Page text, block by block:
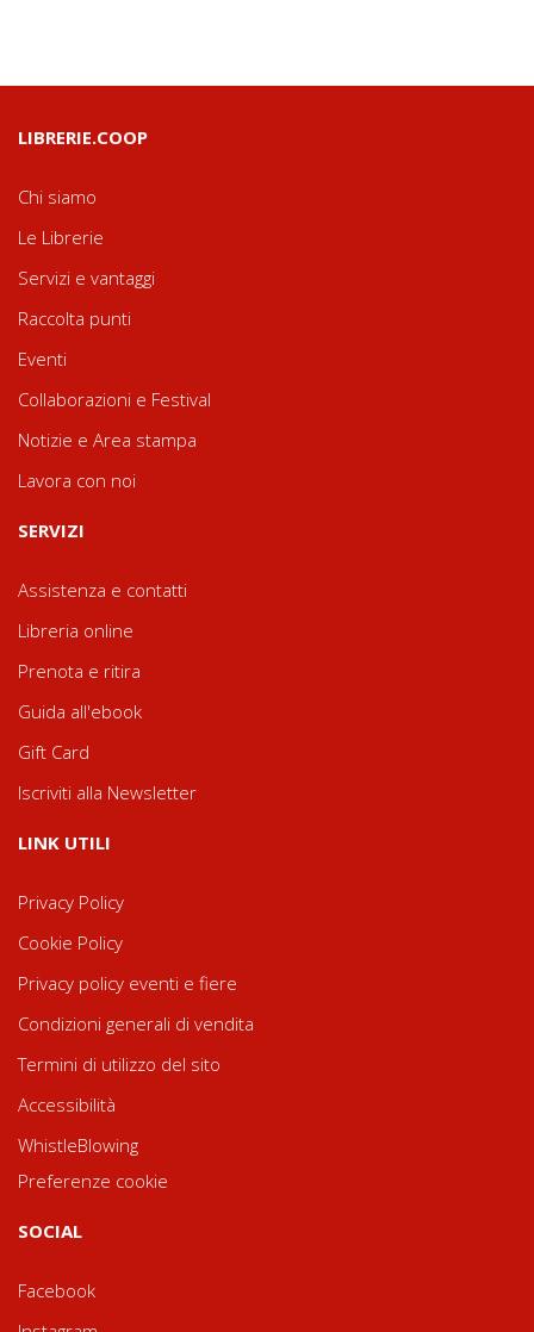
LIBRERIE.COOP
Chi siamo
Le Librerie
Servizi e vantaggi
Raccolta punti
Eventi
Collaborazioni e Festival
Notizie e Area stampa
Lavora con noi
SERVIZI
Assistenza e contatti
Libreria online
Prenota e ritira
Guida all'ebook
Gift Card
Iscriviti alla Newsletter
LINK UTILI
Privacy Policy
Cookie Policy
Privacy policy eventi e fiere
Condizioni generali di vendita
Termini di utilizzo del sito
Accessibilità
WhistleBlowing
Preferenze cookie
SOCIAL
Facebook